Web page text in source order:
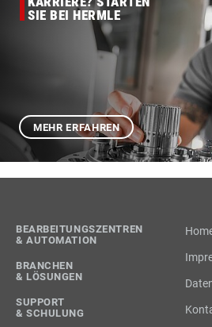
SIE BEI HERMLE
MEHR ERFAHREN
BEARBEITUNGSZENTREN
& AUTOMATION
BRANCHEN
& LÖSUNGEN
SUPPORT
& SCHULUNG